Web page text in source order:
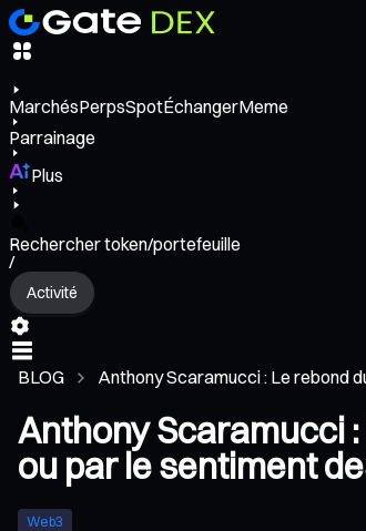
MarchésPerpsSpotÉchangerMeme
Parrainage
Plus
Rechercher token/portefeuille
/
Activité
BLOG Anthony Scaramucci : Le rebond
Anthony Scaramucci
ou par le sentiment
Web3